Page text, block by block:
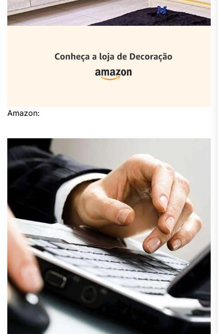
Amazon: